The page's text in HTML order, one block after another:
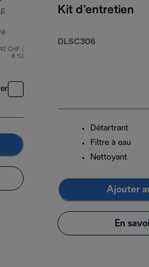
prix original 22.90 CHF
CHF (
8 %)
Kit d’entretien
DLSC306
Détartrant
Filtre à eau
Nettoyant
Ajouter
En